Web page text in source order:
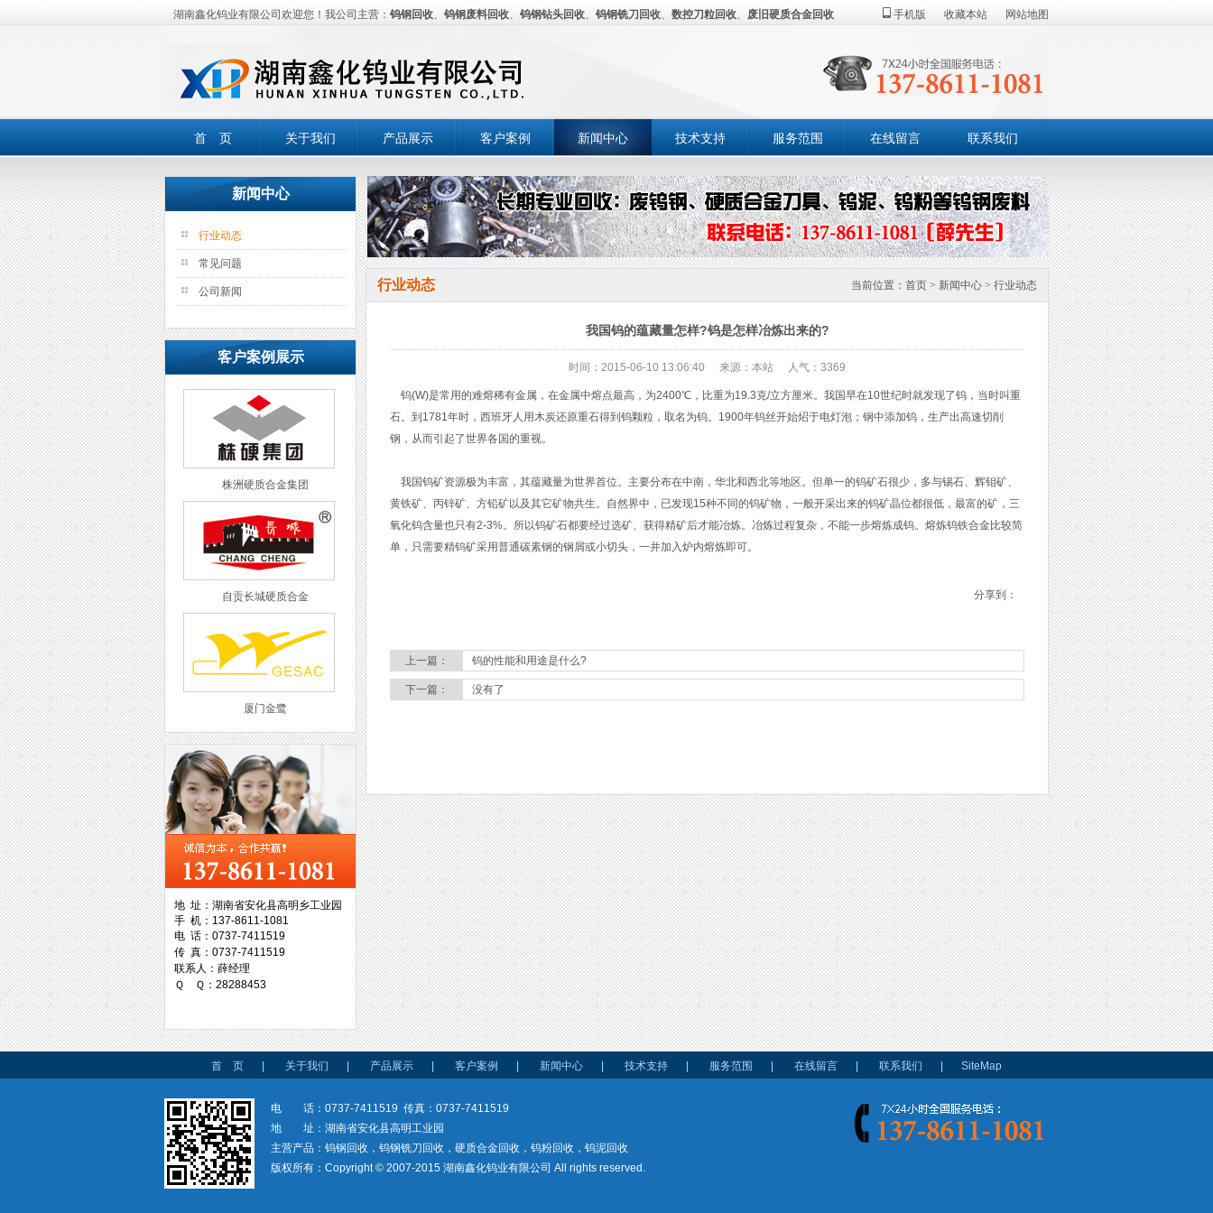
湖南鑫化钨业有限公司欢迎您！我公司主营： 钨钢回收、 钨钢废料回收、 钨钢钻头回收、 钨钢铣刀回收、 数控刀粒回收、 废旧硬质合金回收 手机版 收藏本站 网站地图
首 页 关于我们 产品展示 客户案例 新闻中心 技术支持 服务范围 在线留言 联系我们
新闻中心
行业动态
常见问题
公司新闻
客户案例展示
株洲硬质合金集团
自贡长城硬质合金
厦门金鹭
西工集团
台湾协威机械
台湾万事达切削科技
地 址：湖南省安化县高明乡工业园
手 机：137-8611-1081
电 话：0737-7411519
传 真：0737-7411519
联系人：薛经理
Ｑ Ｑ：28288453
当前位置： 首页 > 新闻中心 > 行业动态
行业动态
我国钨的蕴藏量怎样?钨是怎样冶炼出来的?
时间：2015-06-10 13:06:40 来源：本站 人气：3369
钨(W)是常用的难熔稀有金属，在金属中熔点最高，为2400℃，比重为19.3克/立方厘米。我国早在10世纪时就发现了钨，当时叫重
石。到1781年时，西班牙人用木炭还原重石得到钨颗粒，取名为钨。1900年钨丝开始炤于电灯泡；钢中添加钨，生产出高速切削
钢，从而引起了世界各国的重视。
我国钨矿资源极为丰富，其蕴藏量为世界首位。主要分布在中南，华北和西北等地区。但单一的钨矿石很少，多与锡石、辉钼矿、
黄铁矿、丙锌矿、方铅矿以及其它矿物共生。自然界中，已发现15种不同的钨矿物，一般开采出来的钨矿晶位都很低，最富的矿，三
氧化钨含量也只有2-3%。所以钨矿石都要经过选矿、获得精矿后才能冶炼。冶炼过程复杂，不能一步熔炼成钨。熔炼钨铁合金比较简
单，只需要精钨矿采用普通碳素钢的钢屑或小切头，一并加入炉内熔炼即可。
分享到：
上一篇： 钨的性能和用途是什么?
下一篇： 没有了
首 页 关于我们 产品展示 客户案例 新闻中心 技术支持 服务范围 在线留言 联系我们 SiteMap
电 话：0737-7411519 传真：0737-7411519
地 址：湖南省安化县高明工业园
主营产品：钨钢回收，钨钢铣刀回收，硬质合金回收，钨粉回收，钨泥回收
版权所有：Copyright © 2007-2015 湖南鑫化钨业有限公司 All rights reserved.